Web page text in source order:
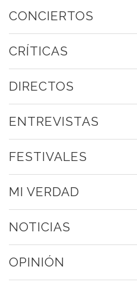
CONCIERTOS
CRÍTICAS
DIRECTOS
ENTREVISTAS
FESTIVALES
MI VERDAD
NOTICIAS
OPINIÓN